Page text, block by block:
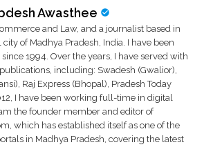
Awasthee
and Law, and a journalist based in
of Madhya Pradesh, India. I have been
1994. Over the years, I have served with
including: Swadesh (Gwalior),
Raj Express (Bhopal), Pradesh Today
I have been working full-time in digital
the founder member and editor of
which has established itself as one of the
in Madhya Pradesh, covering the latest